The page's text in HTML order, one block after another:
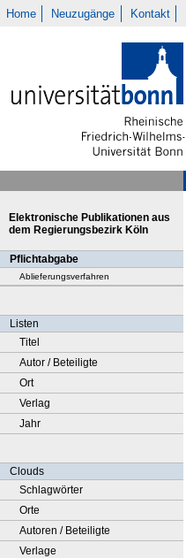
Home Neuzugänge Kontakt
Elektronische Publikationen aus
dem Regierungsbezirk Köln
Pflichtabgabe
Ablieferungsverfahren
Listen
Titel
Autor / Beteiligte
Ort
Verlag
Jahr
Clouds
Schlagwörter
Orte
Autoren / Beteiligte
Verlage